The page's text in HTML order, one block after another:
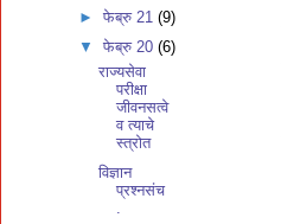
►फेब्रु 21(9)
▼फेब्रु 20(6)
राज्यसेवा
परीक्षा
जीवनसत्वे
व त्याचे
स्त्रोत
विज्ञान
प्रश्नसंच